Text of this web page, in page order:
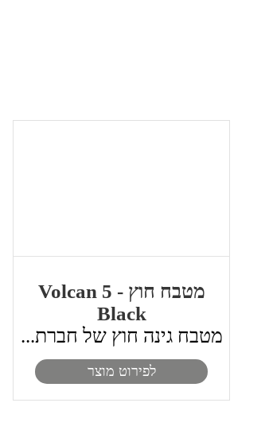
מטבח חוץ - Volcan 5
Black
מטבח גינה חוץ של חברת...
לפירוט מוצר